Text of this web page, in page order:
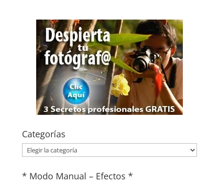
Categorías
Categorías
* Modo Manual – Efectos *